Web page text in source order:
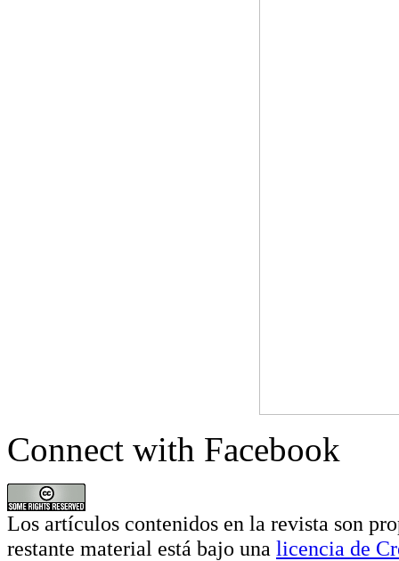
Connect with Facebook
Los artículos contenidos en la revista son
restante material está bajo una licencia de